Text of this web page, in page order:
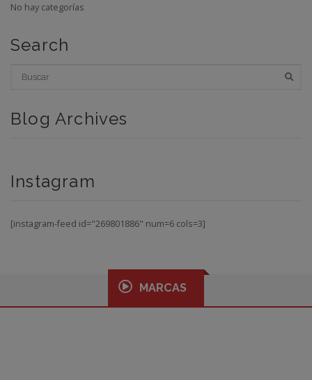
No hay categorías
Search
Blog Archives
Instagram
[instagram-feed id="269801886" num=6 cols=3]
MARCAS